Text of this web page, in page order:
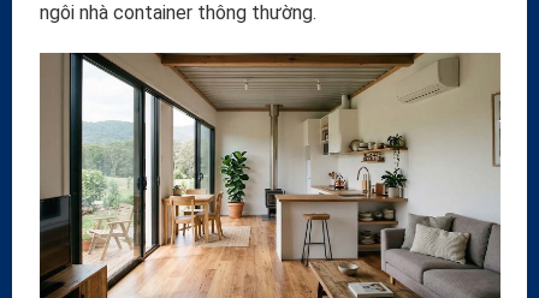
ngôi nhà container thông thường.